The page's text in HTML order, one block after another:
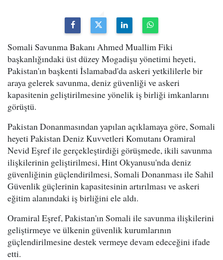
Somali Savunma Bakanı Ahmed Muallim Fiki
başkanlığındaki üst düzey Mogadişu yönetimi heyeti,
Pakistan'ın başkenti İslamabad'da askeri yetkililerle bir
araya gelerek savunma, deniz güvenliği ve askeri
kapasitenin geliştirilmesine yönelik iş birliği imkanlarını
görüştü.
Pakistan Donanmasından yapılan açıklamaya göre, Somali
heyeti Pakistan Deniz Kuvvetleri Komutanı Oramiral
Nevid Eşref ile gerçekleştirdiği görüşmede, ikili savunma
ilişkilerinin geliştirilmesi, Hint Okyanusu'nda deniz
güvenliğinin güçlendirilmesi, Somali Donanması ile Sahil
Güvenlik güçlerinin kapasitesinin artırılması ve askeri
eğitim alanındaki iş birliğini ele aldı.
Oramiral Eşref, Pakistan'ın Somali ile savunma ilişkilerini
geliştirmeye ve ülkenin güvenlik kurumlarının
güçlendirilmesine destek vermeye devam edeceğini ifade
etti.